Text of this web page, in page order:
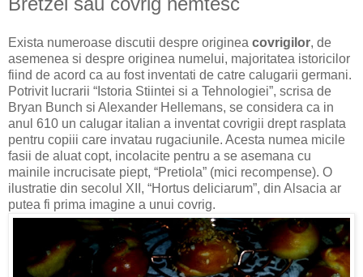
Exista numeroase discutii despre originea covrigilor, de
asemenea si despre originea numelui, majoritatea istoricilor
fiind de acord ca au fost inventati de catre calugarii germani.
Potrivit lucrarii “Istoria Stiintei si a Tehnologiei”, scrisa de
Bryan Bunch si Alexander Hellemans, se considera ca in
anul 610 un calugar italian a inventat covrigii drept rasplata
pentru copiii care invatau rugaciunile. Acesta numea micile
fasii de aluat copt, incolacite pentru a se asemana cu
mainile incrucisate piept, “Pretiola” (mici recompense). O
ilustratie din secolul XII, “Hortus deliciarum”, din Alsacia ar
putea fi prima imagine a unui covrig.